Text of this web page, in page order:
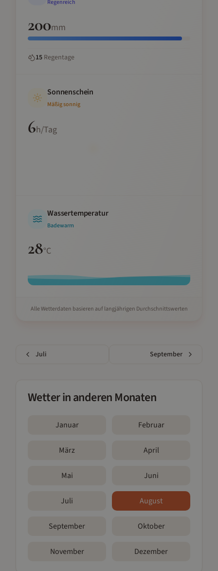
Regenreich
200mm
15 Regentage
Sonnenschein
Mäßig sonnig
6h/Tag
Wassertemperatur
Badewarm
28°C
Alle Wetterdaten basieren auf langjährigen Durchschnittswerten
Juli September
Wetter in anderen Monaten
Januar Februar
März April
Mai Juni
Juli August
September Oktober
November Dezember